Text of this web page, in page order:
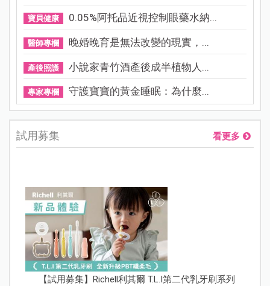
寶貝健康 0.05%阿托品近視控制眼藥水納...
醫師專欄 晚婚晚育是無法改變的現實，...
產後照護 小說家青竹酒產後成半植物人...
專家專欄 守護寶寶的黃金睡眠：為什麼...
試用募集 看更多
【試用募集】Richell利其爾 T.L.I第二代乳牙刷系列